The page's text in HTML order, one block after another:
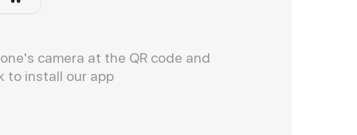
camera at the QR code and
to install our app